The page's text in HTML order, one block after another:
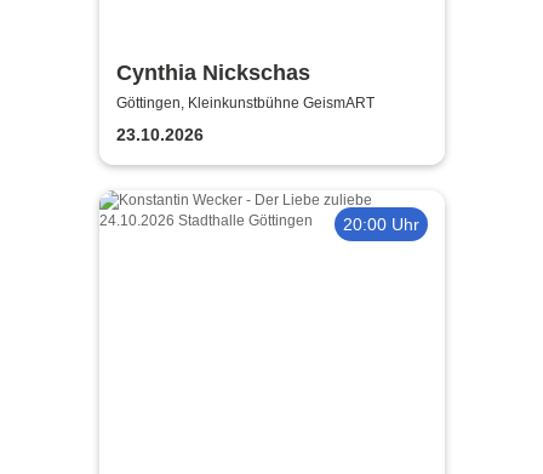
Cynthia Nickschas
Göttingen, Kleinkunstbühne GeismART
23.10.2026
20:00 Uhr